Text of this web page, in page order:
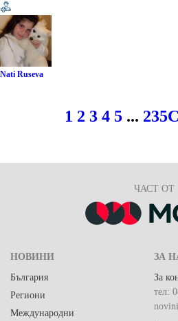
Nati Ruseva
1 2 3 4 5 ... 235
ЧАСТ ОТ
НОВИНИ
България
Региони
Международни
ЗА
За
тел: